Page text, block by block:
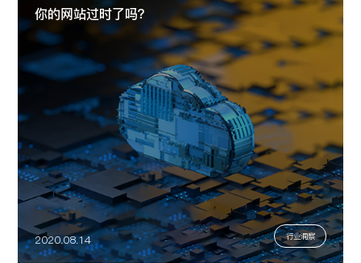
你的网站过时了吗？
2020.08.14 行业洞察